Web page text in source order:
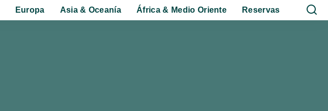
Europa Asia & Oceanía África & Medio Oriente Reservas